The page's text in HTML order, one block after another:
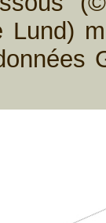
Lund)